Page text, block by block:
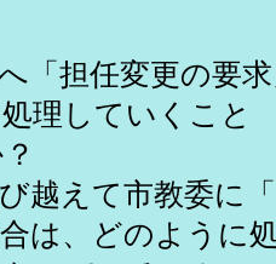
「担任変更の要
理していくこと
越えて市教委に
は、どのように